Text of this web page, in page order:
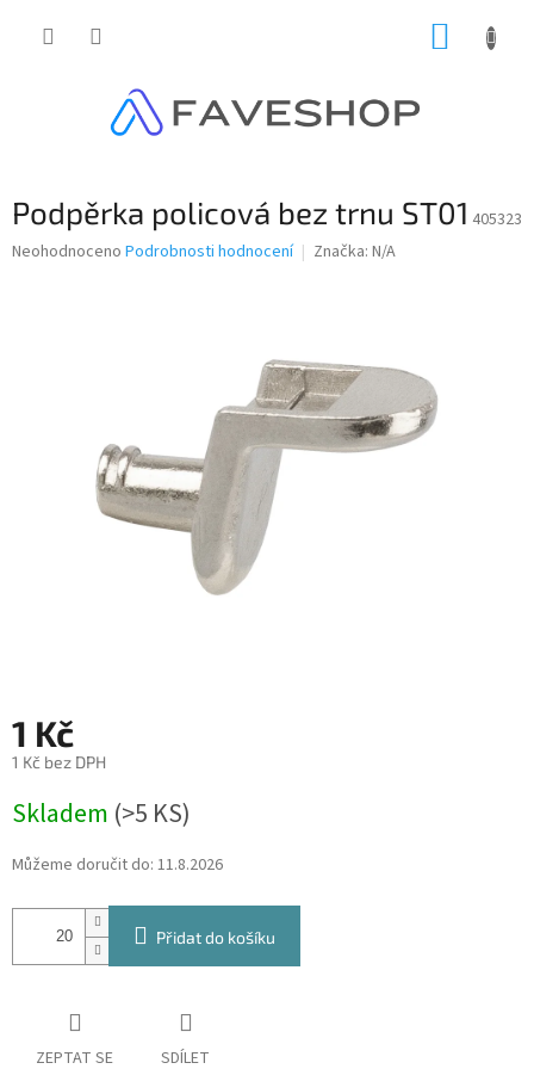
Podpěrka policová bez trnu ST01 405323
Průměrné
Neohodnoceno Podrobnosti hodnocení Značka: N/A
1 Kč
1 Kč bez DPH
cena:
Skladem (>5 KS)
Můžeme doručit do: 11.8.2026
Přidat do košíku
ZEPTAT SE SDÍLET